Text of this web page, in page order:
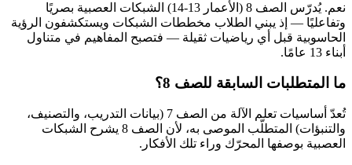
نعم. يُدرّس الصف 8 (الأعمار 13-14) الشبكات العصبية بصريًا
وتفاعليًا — إذ يبني الطلاب مخططات الشبكات ويستكشفون الرؤية
الحاسوبية قبل أي رياضيات ثقيلة — فتصبح المفاهيم في متناول
أبناء 13 عامًا.
ما المتطلبات السابقة للصف 8؟
تُعدّ أساسيات تعلم الآلة من الصف 7 (بيانات التدريب، والتصنيف،
والتنبؤات) المتطلّب الموصى به، لأن الصف 8 يشرح الشبكات
العصبية بوصفها المحرّك وراء تلك الأفكار.